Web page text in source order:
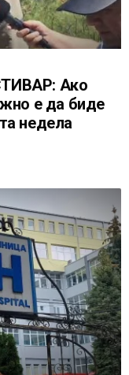
Ако
е да биде
недела